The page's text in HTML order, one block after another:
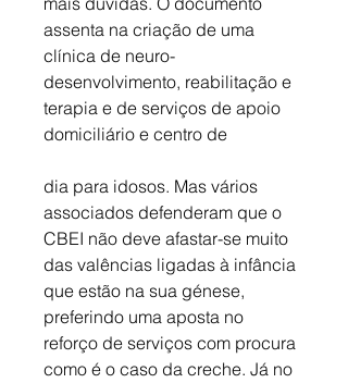
assenta na criação de uma
clínica de neuro-
desenvolvimento, reabilitação e
terapia e de serviços de apoio
domiciliário e centro de
dia para idosos. Mas vários
associados defenderam que o
CBEI não deve afastar-se muito
das valências ligadas à infância
que estão na sua génese,
preferindo uma aposta no
reforço de serviços com procura
como é o caso da creche. Já no